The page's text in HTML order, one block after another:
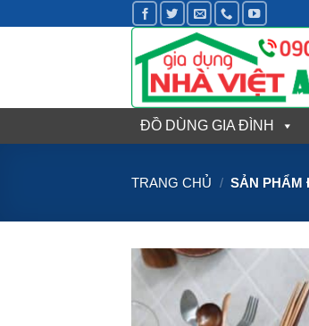
qua
ĐỒ DÙNG GIA ĐÌNH
TRANG CHỦ / SẢN PHẨM